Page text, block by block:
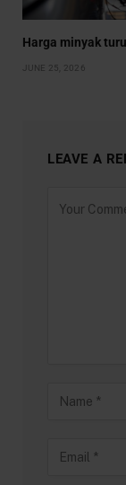
Harga minyak
JUNE 25, 2026
LEAVE A